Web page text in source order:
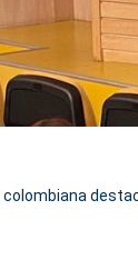
colombiana